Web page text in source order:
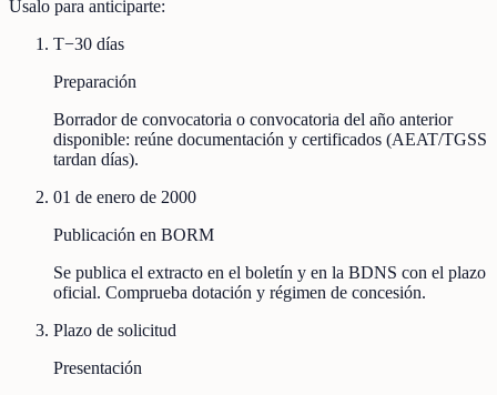
Úsalo para anticiparte:
T−30 días
Preparación
Borrador de convocatoria o convocatoria del año anterior
disponible: reúne documentación y certificados (AEAT/TGSS
tardan días).
01 de enero de 2000
Publicación en BORM
Se publica el extracto en el boletín y en la BDNS con el plazo
oficial. Comprueba dotación y régimen de concesión.
Plazo de solicitud
Presentación